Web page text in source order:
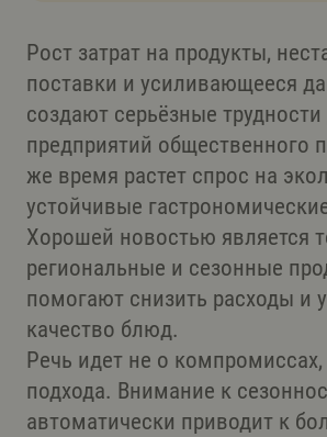
Рост затрат на продукты,
поставки и усиливающееся
создают серьёзные трудности
предприятий общественного
же время растет спрос на
устойчивые
Хорошей новостью является
региональные и сезонные
помогают снизить расходы и
качество блюд.
Речь идет не о
подхода. Внимание к
автоматически приводит к